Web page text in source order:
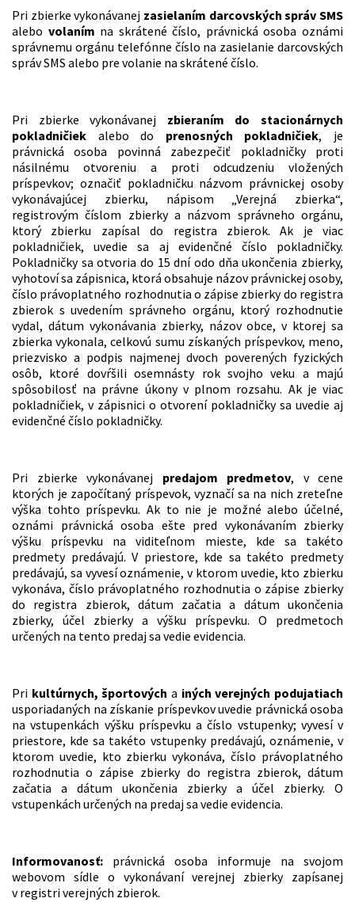
Pri zbierke vykonávanej zasielaním darcovských správ SMS
alebo volaním na skrátené číslo, právnická osoba oznámi
správnemu orgánu telefónne číslo na zasielanie darcovských
správ SMS alebo pre volanie na skrátené číslo.
Pri zbierke vykonávanej zbieraním do stacionárnych
pokladničiek alebo do prenosných pokladničiek, je
právnická osoba povinná zabezpečiť pokladničky proti
násilnému otvoreniu a proti odcudzeniu vložených
príspevkov; označiť pokladničku názvom právnickej osoby
vykonávajúcej zbierku, nápisom „Verejná zbierka“,
registrovým číslom zbierky a názvom správneho orgánu,
ktorý zbierku zapísal do registra zbierok. Ak je viac
pokladničiek, uvedie sa aj evidenčné číslo pokladničky.
Pokladničky sa otvoria do 15 dní odo dňa ukončenia zbierky,
vyhotoví sa zápisnica, ktorá obsahuje názov právnickej osoby,
číslo právoplatného rozhodnutia o zápise zbierky do registra
zbierok s uvedením správneho orgánu, ktorý rozhodnutie
vydal, dátum vykonávania zbierky, názov obce, v ktorej sa
zbierka vykonala, celkovú sumu získaných príspevkov, meno,
priezvisko a podpis najmenej dvoch poverených fyzických
osôb, ktoré dovŕšili osemnásty rok svojho veku a majú
spôsobilosť na právne úkony v plnom rozsahu. Ak je viac
pokladničiek, v zápisnici o otvorení pokladničky sa uvedie aj
evidenčné číslo pokladničky.
Pri zbierke vykonávanej predajom predmetov, v cene
ktorých je započítaný príspevok, vyznačí sa na nich zreteľne
výška tohto príspevku. Ak to nie je možné alebo účelné,
oznámi právnická osoba ešte pred vykonávaním zbierky
výšku príspevku na viditeľnom mieste, kde sa takéto
predmety predávajú. V priestore, kde sa takéto predmety
predávajú, sa vyvesí oznámenie, v ktorom uvedie, kto zbierku
vykonáva, číslo právoplatného rozhodnutia o zápise zbierky
do registra zbierok, dátum začatia a dátum ukončenia
zbierky, účel zbierky a výšku príspevku. O predmetoch
určených na tento predaj sa vedie evidencia.
Pri kultúrnych, športových a iných verejných podujatiach
usporiadaných na získanie príspevkov uvedie právnická osoba
na vstupenkách výšku príspevku a číslo vstupenky; vyvesí v
priestore, kde sa takéto vstupenky predávajú, oznámenie, v
ktorom uvedie, kto zbierku vykonáva, číslo právoplatného
rozhodnutia o zápise zbierky do registra zbierok, dátum
začatia a dátum ukončenia zbierky a účel zbierky. O
vstupenkách určených na predaj sa vedie evidencia.
Informovanosť: právnická osoba informuje na svojom
webovom sídle o vykonávaní verejnej zbierky zapísanej
v registri verejných zbierok.